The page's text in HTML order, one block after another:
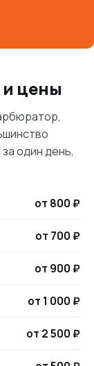
и цены
один день,
от 800 ₽
от 700 ₽
от 900 ₽
от 1 000 ₽
от 2 500 ₽